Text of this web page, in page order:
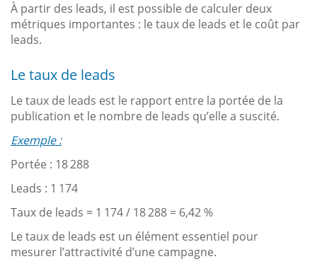
À partir des leads, il est possible de calculer deux
métriques importantes : le taux de leads et le coût par
leads.
Le taux de leads
Le taux de leads est le rapport entre la portée de la
publication et le nombre de leads qu’elle a suscité.
Exemple :
Portée : 18 288
Leads : 1 174
Taux de leads = 1 174 / 18 288 = 6,42 %
Le taux de leads est un élément essentiel pour
mesurer l’attractivité d’une campagne.